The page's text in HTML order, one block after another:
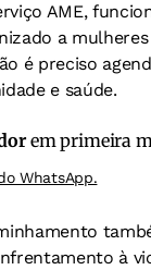
AME,
a
é preciso
e saúde.
em primeira
WhatsApp.
à